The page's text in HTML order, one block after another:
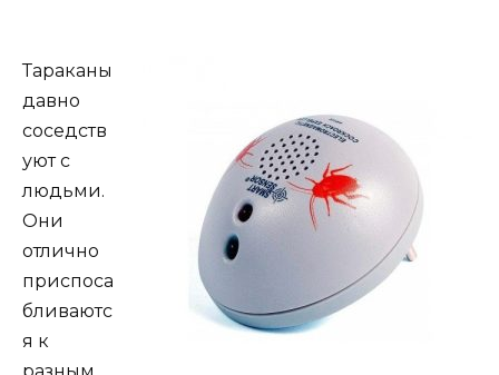
Тараканы
давно
соседств
уют с
людьми.
Они
отлично
приспоса
бливаютс
я к